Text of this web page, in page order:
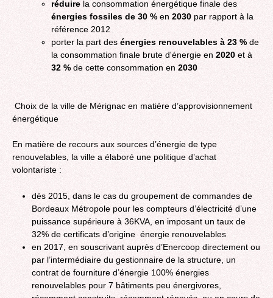
réduire la consommation énergétique finale des
énergies fossiles de 30 % en 2030 par rapport à la
référence 2012
porter la part des énergies renouvelables à 23 % de
la consommation finale brute d'énergie en 2020 et à
32 % de cette consommation en 2030
Choix de la ville de Mérignac en matière d’approvisionnement
énergétique
En matière de recours aux sources d’énergie de type
renouvelables, la ville a élaboré une politique d’achat
volontariste :
dès 2015, dans le cas du groupement de commandes de
Bordeaux Métropole pour les compteurs d’électricité d’une
puissance supérieure à 36KVA, en imposant un taux de
32% de certificats d’origine énergie renouvelables
en 2017, en souscrivant auprès d’Enercoop directement ou
par l’intermédiaire du gestionnaire de la structure, un
contrat de fourniture d’énergie 100% énergies
renouvelables pour 7 bâtiments peu énergivores,